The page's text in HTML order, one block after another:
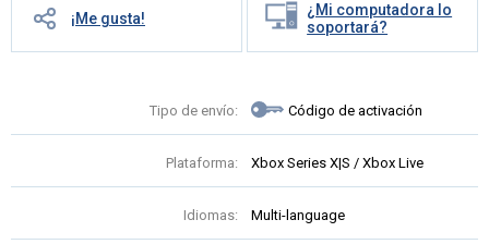
¡Me gusta!
¿Mi computadora lo
soportará?
Tipo de envío: Código de activación
Plataforma: Xbox Series X|S / Xbox Live
Idiomas: Multi-language